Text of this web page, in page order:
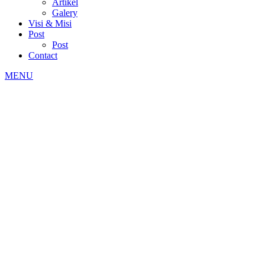
Artikel
Galery
Visi & Misi
Post
Post
Contact
MENU